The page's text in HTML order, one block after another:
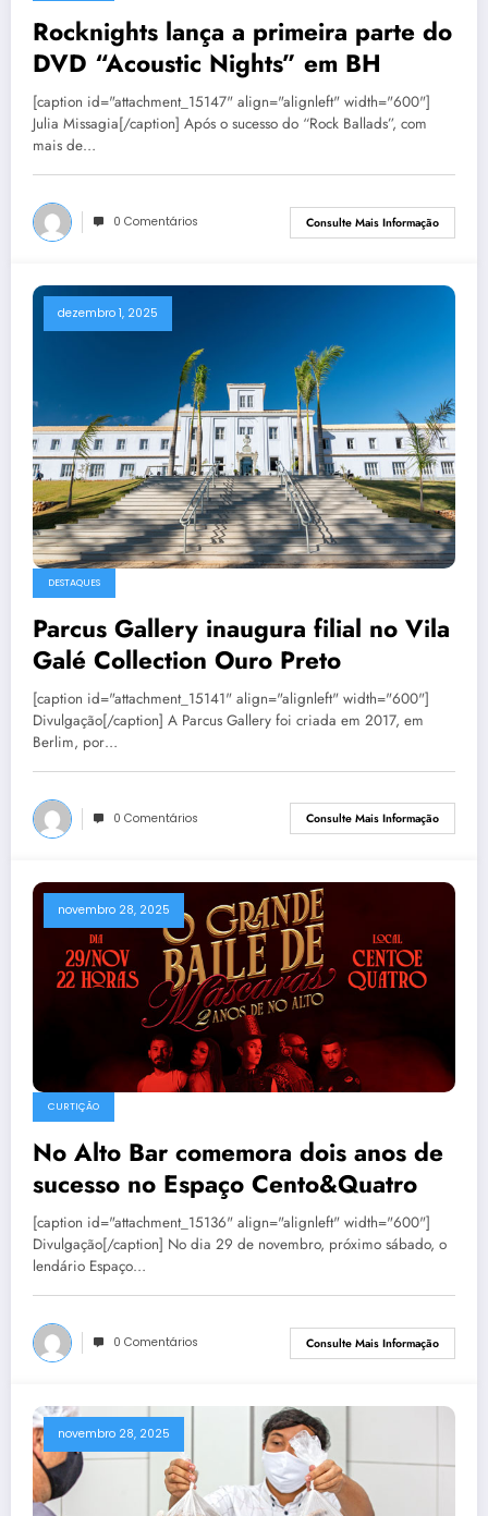
Rocknights lança a primeira parte do
DVD “Acoustic Nights” em BH
[caption id="attachment_15147" align="alignleft" width="600"]
Julia Missagia[/caption] Após o sucesso do “Rock Ballads”, com
mais de…
0 Comentários Consulte Mais Informação
dezembro 1, 2025
DESTAQUES
Parcus Gallery inaugura filial no Vila
Galé Collection Ouro Preto
[caption id="attachment_15141" align="alignleft" width="600"]
Divulgação[/caption] A Parcus Gallery foi criada em 2017, em
Berlim, por…
0 Comentários Consulte Mais Informação
novembro 28, 2025
CURTIÇÃO
No Alto Bar comemora dois anos de
sucesso no Espaço Cento&Quatro
[caption id="attachment_15136" align="alignleft" width="600"]
Divulgação[/caption] No dia 29 de novembro, próximo sábado, o
lendário Espaço…
0 Comentários Consulte Mais Informação
novembro 28, 2025